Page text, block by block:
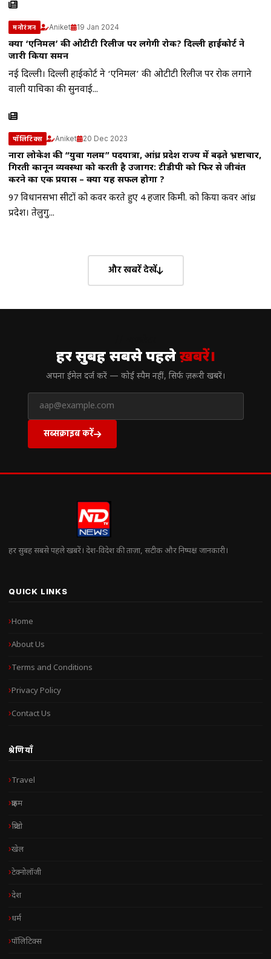
मनोरंजन Aniket 19 Jan 2024
क्या ‘एनिमल’ की ओटीटी रिलीज पर लगेगी रोक? दिल्ली हाईकोर्ट ने
जारी किया समन
नई दिल्ली। दिल्ली हाईकोर्ट ने ‘एनिमल’ की ओटीटी रिलीज पर रोक लगाने
वाली याचिका की सुनवाई...
पॉलिटिक्स Aniket 20 Dec 2023
नारा लोकेश की “युवा गलम” पदयात्रा, आंध्र प्रदेश राज्य में बढ़ते भ्रष्टाचार,
गिरती कानून व्यवस्था को करती है उजागर: टीडीपी को फिर से जीवंत
करने का एक प्रयास – क्या यह सफल होगा ?
97 विधानसभा सीटों को कवर करते हुए 4 हजार किमी. को किया कवर आंध्र
प्रदेश। तेलुगु...
और खबरें देखें
हर सुबह सबसे पहलेख़बरें।
अपना ईमेल दर्ज करें — कोई स्पैम नहीं, सिर्फ ज़रूरी खबरें।
सब्सक्राइब करें
हर सुबह सबसे पहले खबरें। देश-विदेश की ताज़ा, सटीक और निष्पक्ष जानकारी।
QUICK LINKS
Home
About Us
Terms and Conditions
Privacy Policy
Contact Us
श्रेणियाँ
Travel
क्राइम
क्रिप्टो
खेल
टेक्नोलॉजी
देश
धर्म
पॉलिटिक्स